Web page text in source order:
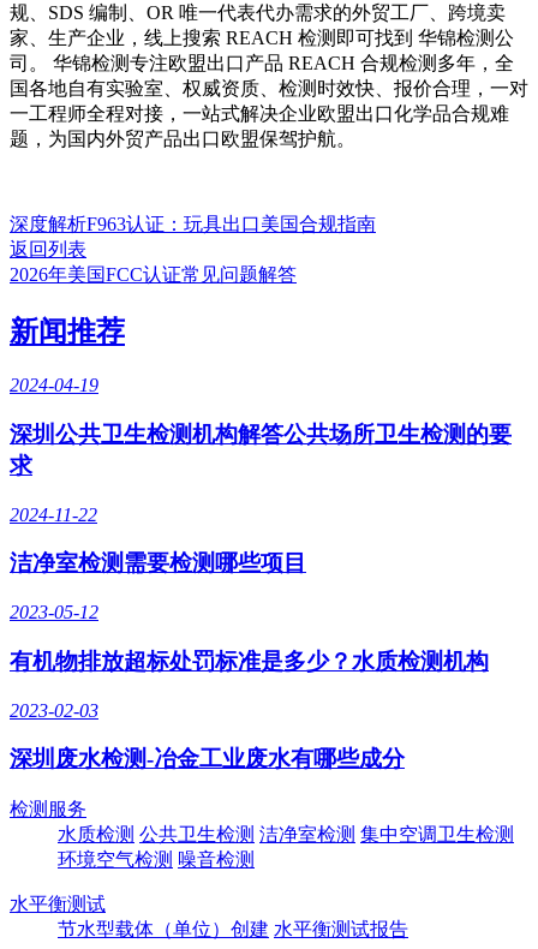
规、SDS 编制、OR 唯一代表代办需求的外贸工厂、跨境卖
家、生产企业，线上搜索 REACH 检测即可找到 华锦检测公
司。 华锦检测专注欧盟出口产品 REACH 合规检测多年，全
国各地自有实验室、权威资质、检测时效快、报价合理，一对
一工程师全程对接，一站式解决企业欧盟出口化学品合规难
题，为国内外贸产品出口欧盟保驾护航。
深度解析F963认证：玩具出口美国合规指南
返回列表
2026年美国FCC认证常见问题解答
新闻推荐
2024-04-19
深圳公共卫生检测机构解答公共场所卫生检测的要
求
2024-11-22
洁净室检测需要检测哪些项目
2023-05-12
有机物排放超标处罚标准是多少？水质检测机构
2023-02-03
深圳废水检测-冶金工业废水有哪些成分
检测服务
水质检测 公共卫生检测 洁净室检测 集中空调卫生检测
环境空气检测 噪音检测
水平衡测试
节水型载体（单位）创建 水平衡测试报告